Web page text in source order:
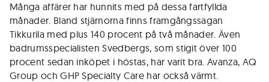
Många affärer har hunnits med på dessa fartfyllda
månader. Bland stjärnorna finns framgångssagan
Tikkurila med plus 140 procent på två månader. Även
badrumsspecialisten Svedbergs, som stigit över 100
procent sedan inköpet i höstas, har varit bra. Avanza, AQ
Group och GHP Specialty Care har också värmt.